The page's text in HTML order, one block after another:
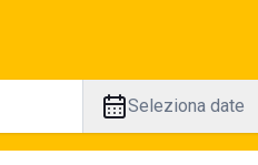
Seleziona date